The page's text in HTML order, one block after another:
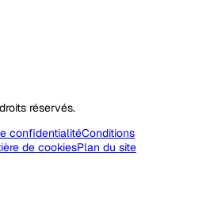
réservés.
confidentialitéConditions
de cookiesPlan du site